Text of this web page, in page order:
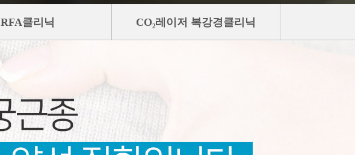
RFA클리닉 CO₂레이저 복강경클리닉